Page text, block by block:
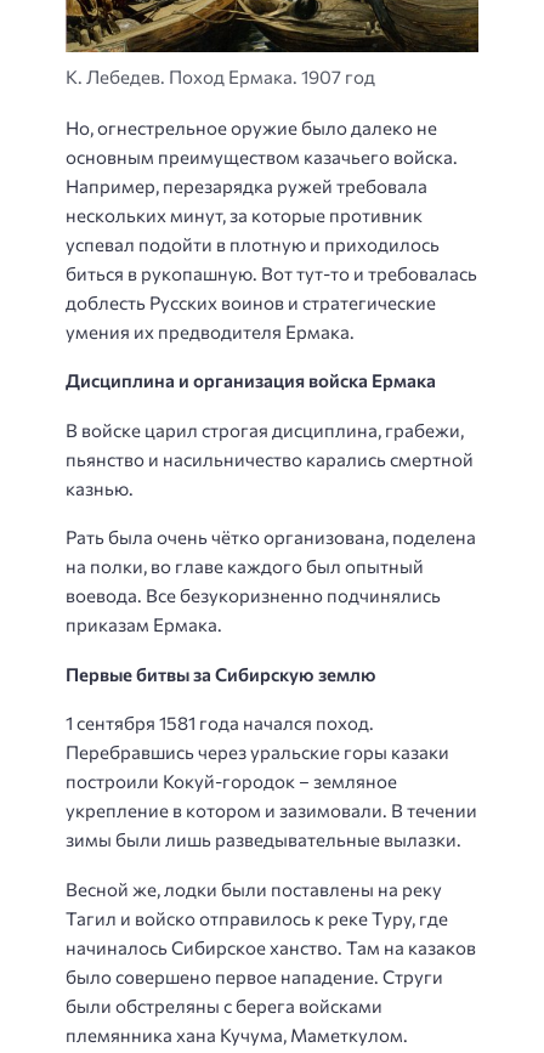
К. Лебедев. Поход Ермака. 1907 год
Но, огнестрельное оружие было далеко не
основным преимуществом казачьего войска.
Например, перезарядка ружей требовала
нескольких минут, за которые противник
успевал подойти в плотную и приходилось
биться в рукопашную. Вот тут-то и требовалась
доблесть Русских воинов и стратегические
умения их предводителя Ермака.
Дисциплина и организация войска Ермака
В войске царил строгая дисциплина, грабежи,
пьянство и насильничество карались смертной
казнью.
Рать была очень чётко организована, поделена
на полки, во главе каждого был опытный
воевода. Все безукоризненно подчинялись
приказам Ермака.
Первые битвы за Сибирскую землю
1 сентября 1581 года начался поход.
Перебравшись через уральские горы казаки
построили Кокуй-городок – земляное
укрепление в котором и зазимовали. В течении
зимы были лишь разведывательные вылазки.
Весной же, лодки были поставлены на реку
Тагил и войско отправилось к реке Туру, где
начиналось Сибирское ханство. Там на казаков
было совершено первое нападение. Струги
были обстреляны с берега войсками
племянника хана Кучума, Маметкулом.